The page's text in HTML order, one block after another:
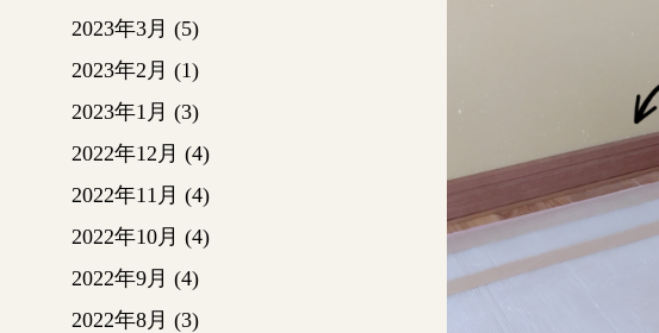
2023年3月 (5)
2023年2月 (1)
2023年1月 (3)
2022年12月 (4)
2022年11月 (4)
2022年10月 (4)
2022年9月 (4)
2022年8月 (3)